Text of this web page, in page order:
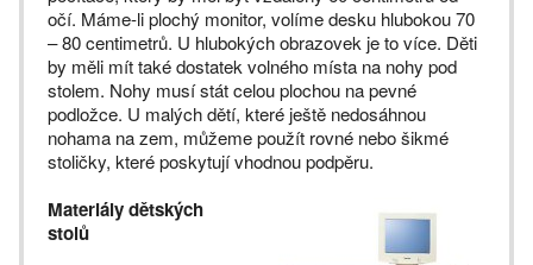
očí. Máme-li plochý monitor, volíme desku hlubokou 70
– 80 centimetrů. U hlubokých obrazovek je to více. Děti
by měli mít také dostatek volného místa na nohy pod
stolem. Nohy musí stát celou plochou na pevné
podložce. U malých dětí, které ještě nedosáhnou
nohama na zem, můžeme použít rovné nebo šikmé
stoličky, které poskytují vhodnou podpěru.
Materiály dětských
stolů